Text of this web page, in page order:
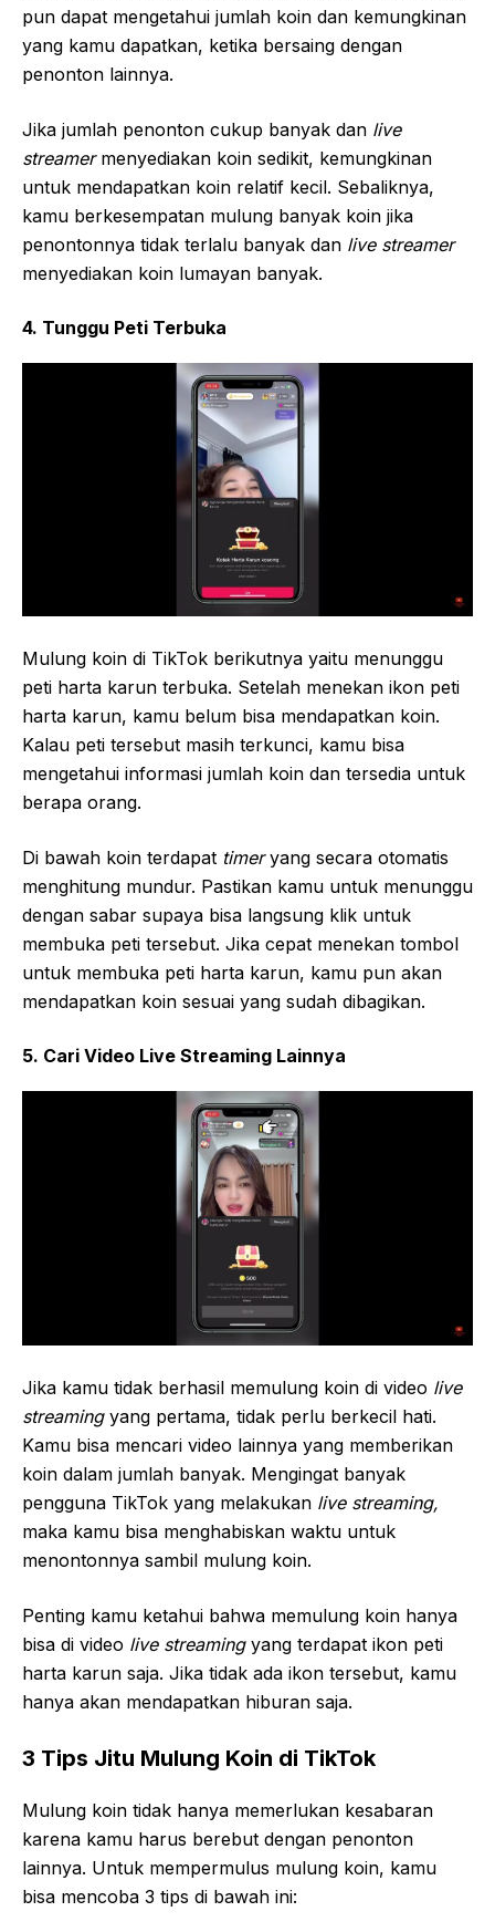
pun dapat mengetahui jumlah koin dan kemungkinan
yang kamu dapatkan, ketika bersaing dengan
penonton lainnya.
Jika jumlah penonton cukup banyak dan live
streamer menyediakan koin sedikit, kemungkinan
untuk mendapatkan koin relatif kecil. Sebaliknya,
kamu berkesempatan mulung banyak koin jika
penontonnya tidak terlalu banyak dan live streamer
menyediakan koin lumayan banyak.
4. Tunggu Peti Terbuka
Mulung koin di TikTok berikutnya yaitu menunggu
peti harta karun terbuka. Setelah menekan ikon peti
harta karun, kamu belum bisa mendapatkan koin.
Kalau peti tersebut masih terkunci, kamu bisa
mengetahui informasi jumlah koin dan tersedia untuk
berapa orang.
Di bawah koin terdapat timeryang secara otomatis
menghitung mundur. Pastikan kamu untuk menunggu
dengan sabar supaya bisa langsung klik untuk
membuka peti tersebut. Jika cepat menekan tombol
untuk membuka peti harta karun, kamu pun akan
mendapatkan koin sesuai yang sudah dibagikan.
5. Cari Video Live Streaming Lainnya
Jika kamu tidak berhasil memulung koin di video live
streaming yang pertama, tidak perlu berkecil hati.
Kamu bisa mencari video lainnya yang memberikan
koin dalam jumlah banyak. Mengingat banyak
pengguna TikTok yang melakukan live streaming,
maka kamu bisa menghabiskan waktu untuk
menontonnya sambil mulung koin.
Penting kamu ketahui bahwa memulung koin hanya
bisa di video live streaming yang terdapat ikon peti
harta karun saja. Jika tidak ada ikon tersebut, kamu
hanya akan mendapatkan hiburan saja.
3 Tips Jitu Mulung Koin di TikTok
Mulung koin tidak hanya memerlukan kesabaran
karena kamu harus berebut dengan penonton
lainnya. Untuk mempermulus mulung koin, kamu
bisa mencoba 3 tips di bawah ini: